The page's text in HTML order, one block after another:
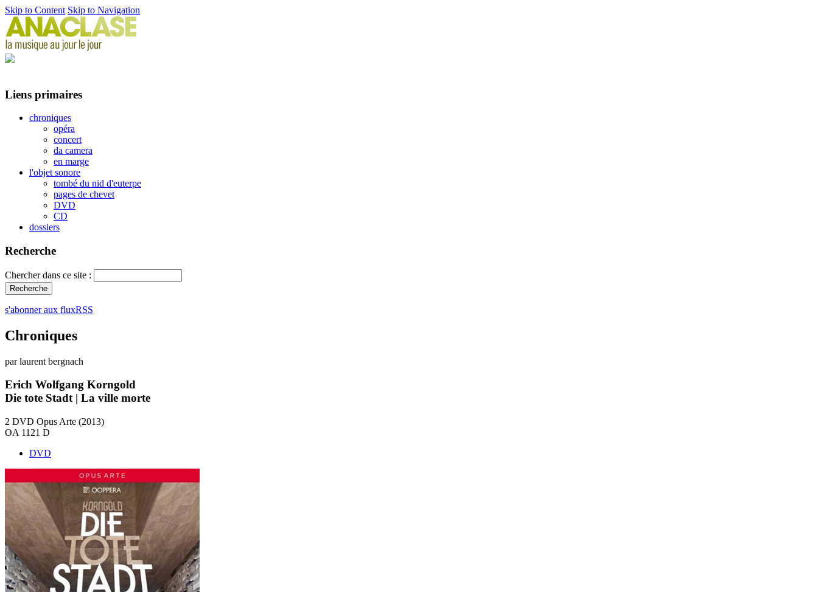
Skip to Content Skip to Navigation
Liens primaires
chroniques
opéra
concert
da camera
en marge
l'objet sonore
tombé du nid d'euterpe
pages de chevet
DVD
CD
dossiers
Recherche
Chercher dans ce site :
s'abonner aux fluxRSS
Chroniques
par laurent bergnach
Erich Wolfgang Korngold
Die tote Stadt | La ville morte
2 DVD Opus Arte (2013)
OA 1121 D
DVD